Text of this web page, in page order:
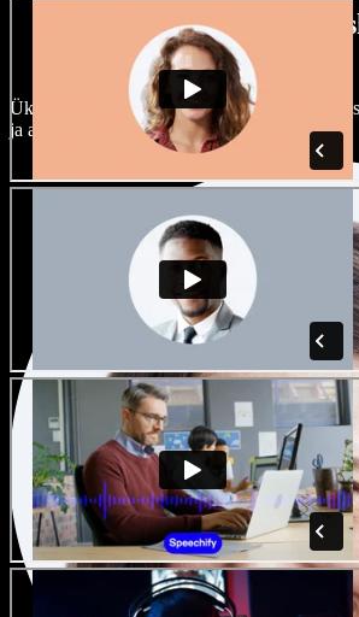
Lai valik mees- ja
aktsentidega
Ükski projekt ei pea kõlama ühtemoodi. Vali
ja aktsentide hulgast ning kohanda neid.